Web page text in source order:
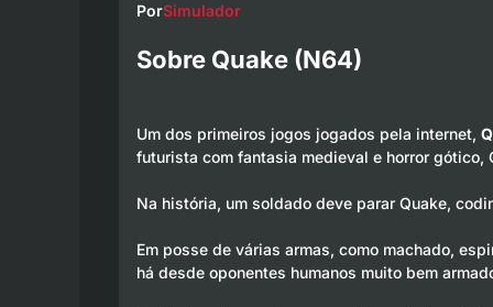
PorSimulador
Sobre Quake (N64)
Um dos primeiros jogos jogados pela internet,
futurista com fantasia medieval e horror gótico,
Na história, um soldado deve parar Quake,
Em posse de várias armas, como machado,
há desde oponentes humanos muito bem